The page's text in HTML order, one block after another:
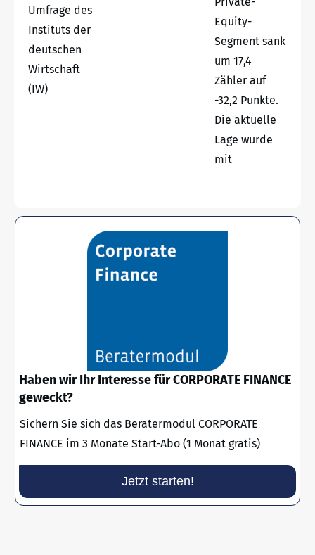
Umfrage des
Instituts der
deutschen
Wirtschaft
(IW)
Equity-
Segment sank
um 17,4
Zähler auf
-32,2 Punkte.
Die aktuelle
Lage wurde
mit
Haben wir Ihr Interesse für CORPORATE FINANCE
geweckt?
Sichern Sie sich das Beratermodul CORPORATE
FINANCE im 3 Monate Start-Abo (1 Monat gratis)
Jetzt starten!